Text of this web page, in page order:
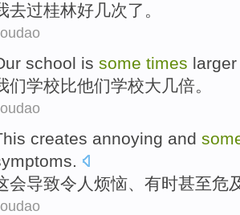
去过桂林好几次了。
school is some times
们学校比他们学校大几倍。
creates annoying and
.
会导致令人烦恼、 有时甚至危